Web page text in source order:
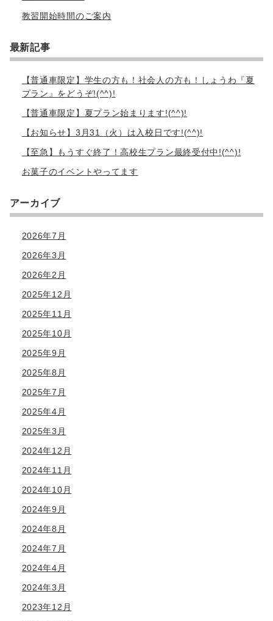
教習開始時間のご案内
最新記事
【普通車限定】学生の方も！社会人の方も！しょうわ『夏
プラン』をどうぞ!(^^)!
【普通車限定】夏プラン始まります!(^^)!
【お知らせ】3月31（火）は入校日です!(^^)!
【至急】もうすぐ終了！高校生プラン最終受付中!(^^)!
お菓子のイベントやってます
アーカイブ
2026年7月
2026年3月
2026年2月
2025年12月
2025年11月
2025年10月
2025年9月
2025年8月
2025年7月
2025年4月
2025年3月
2024年12月
2024年11月
2024年10月
2024年9月
2024年8月
2024年7月
2024年4月
2024年3月
2023年12月